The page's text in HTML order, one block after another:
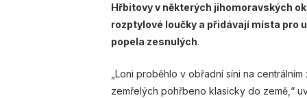
Hřbitovy v některých jihomoravských
rozptylové loučky a přidávají místa pro
popela zesnulých.
„Loni proběhlo v obřadní síni na
zemřelých pohřbeno klasicky do země,“